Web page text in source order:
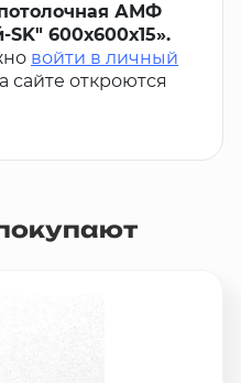
АМФ
600х600х15».
войти в личный
сайте откроются